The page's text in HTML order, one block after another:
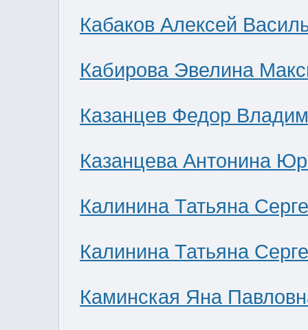
Кабаков Алексей
Кабирова Эвелина
Казанцев Федор
Казанцева Антонина
Калинина Татьяна
Калинина Татьяна
Каминская Яна